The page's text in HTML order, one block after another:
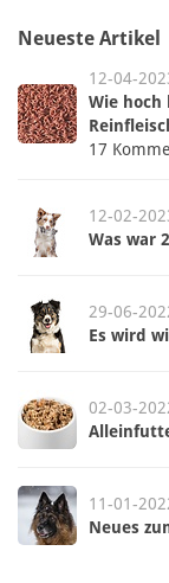
Neueste Artikel
12-04-
Wie
17
12-02-
Was war
29-06-
Es wird
02-03-
11-01-
Neues